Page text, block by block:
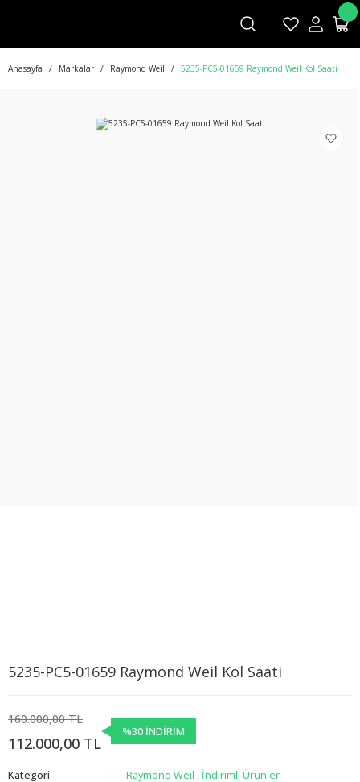
Anasayfa Markalar Raymond Weil 5235-PC5-01659 Raymond Weil Kol Saati
5235-PC5-01659 Raymond Weil Kol Saati
160.000,00 TL
112.000,00 TL
%30 İNDİRİM
Kategori Raymond Weil , İndirimli Ürünler